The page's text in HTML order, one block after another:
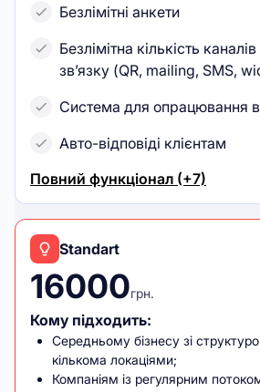
Безлімітні анкети
Безлімітна кількість
зв’язку (QR, mailing, SMS,
Система для опрацювання
Авто-відповіді клієнтам
Повний функціонал (+7)
Standart
16000грн.
Кому підходить:
Середньому бізнесу зі
кількома локаціями;
Компаніям із регулярним потоком